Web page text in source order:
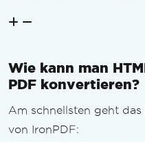
Wie kann man
PDF konvertieren?
Am schnellsten geht
von IronPDF: